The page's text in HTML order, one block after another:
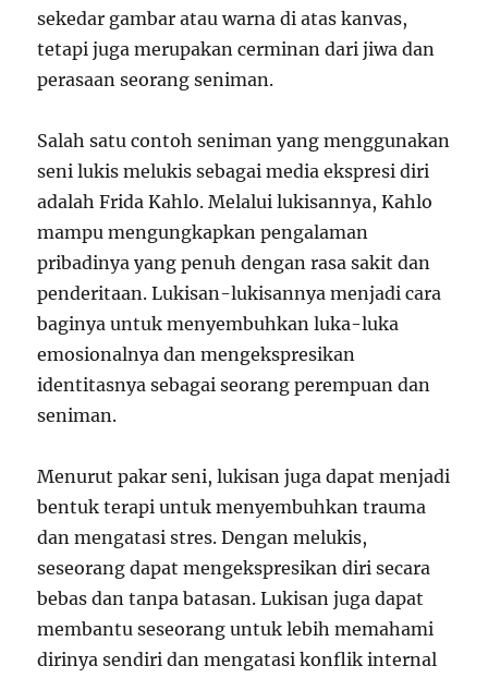
sekedar gambar atau warna di atas kanvas,
tetapi juga merupakan cerminan dari jiwa dan
perasaan seorang seniman.
Salah satu contoh seniman yang menggunakan
seni lukis melukis sebagai media ekspresi diri
adalah Frida Kahlo. Melalui lukisannya, Kahlo
mampu mengungkapkan pengalaman
pribadinya yang penuh dengan rasa sakit dan
penderitaan. Lukisan-lukisannya menjadi cara
baginya untuk menyembuhkan luka-luka
emosionalnya dan mengekspresikan
identitasnya sebagai seorang perempuan dan
seniman.
Menurut pakar seni, lukisan juga dapat menjadi
bentuk terapi untuk menyembuhkan trauma
dan mengatasi stres. Dengan melukis,
seseorang dapat mengekspresikan diri secara
bebas dan tanpa batasan. Lukisan juga dapat
membantu seseorang untuk lebih memahami
dirinya sendiri dan mengatasi konflik internal